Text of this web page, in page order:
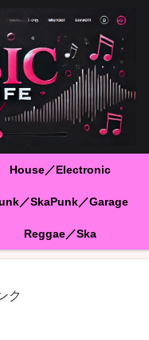
House／Electronic
／SkaPunk／Garage
Reggae／Ska
ク